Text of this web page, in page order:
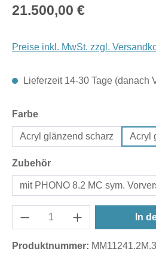
Regulärer Preis:
21.500,00 €
Preise inkl. MwSt. zzgl.
Lieferzeit 14-30 Tage (danach
Farbeauswählen
Acryl glänzend scharz Acryl
Zubehörauswählen
mit PHONO 8.2 MC sym.
In
Produktnummer: MM11241.2M.3